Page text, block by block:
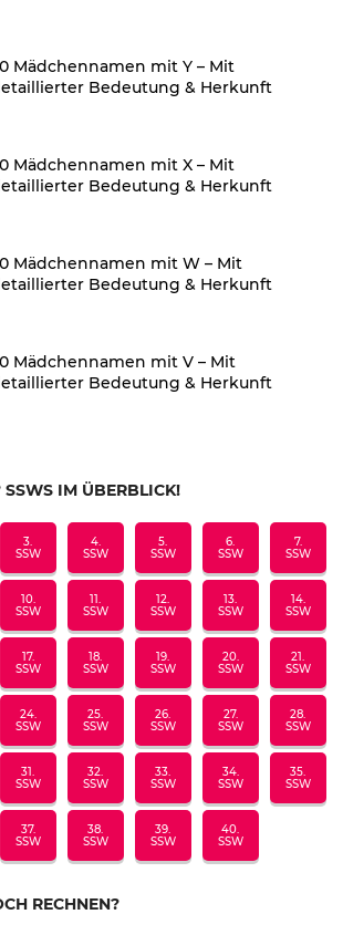
Mädchennamen mit Y – Mit
Bedeutung & Herkunft
Mädchennamen mit X – Mit
Bedeutung & Herkunft
Mädchennamen mit W – Mit
Bedeutung & Herkunft
Mädchennamen mit V – Mit
Bedeutung & Herkunft
SSWS IM ÜBERBLICK!
3.
SSW
4.
SSW
5.
SSW
6.
SSW
7.
SSW
10.
SSW
11.
SSW
12.
SSW
13.
SSW
14.
SSW
17.
SSW
18.
SSW
19.
SSW
20.
SSW
21.
SSW
24.
SSW
25.
SSW
26.
SSW
27.
SSW
28.
SSW
31.
SSW
32.
SSW
33.
SSW
34.
SSW
35.
SSW
37.
SSW
38.
SSW
39.
SSW
40.
SSW
RECHNEN?